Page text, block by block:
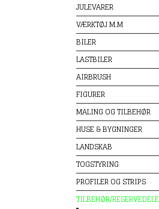
JULEVARER
VÆRKTØJ M.M
BILER
LASTBILER
AIRBRUSH
FIGURER
MALING OG TILBEHØR
HUSE & BYGNINGER
LANDSKAB
TOGSTYRING
PROFILER OG STRIPS
TILBEHØR/RESERVEDELE